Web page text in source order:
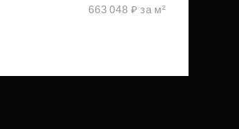
663 048 ₽ за м²